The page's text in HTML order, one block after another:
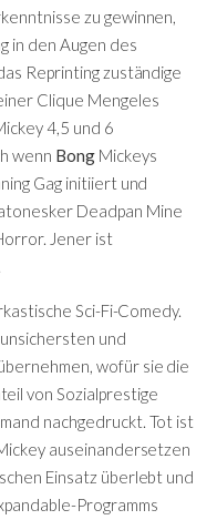
zu gewinnen,
in den Augen des
Reprinting zuständige
Clique Mengeles
4,5 und 6
wenn BongMickeys
Gag initiiert und
Deadpan Mine
Jener ist
Sci-Fi-Comedy.
und
wofür sie die
von Sozialprestige
nachgedruckt. Tot ist
auseinandersetzen
Einsatz überlebt und
Programms